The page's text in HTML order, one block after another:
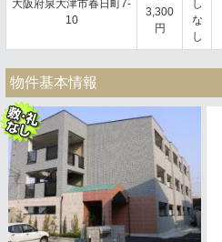
大阪府泉大津市春日町7-
10
3,300
円
し
な
し
物件基本情報